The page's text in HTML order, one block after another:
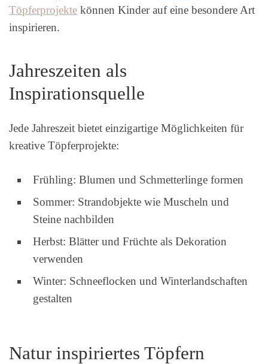
Töpferprojekte können Kinder auf eine besondere Art
inspirieren.
Jahreszeiten als
Inspirationsquelle
Jede Jahreszeit bietet einzigartige Möglichkeiten für
kreative Töpferprojekte:
Frühling: Blumen und Schmetterlinge formen
Sommer: Strandobjekte wie Muscheln und
Steine nachbilden
Herbst: Blätter und Früchte als Dekoration
verwenden
Winter: Schneeflocken und Winterlandschaften
gestalten
Natur inspiriertes Töpfern